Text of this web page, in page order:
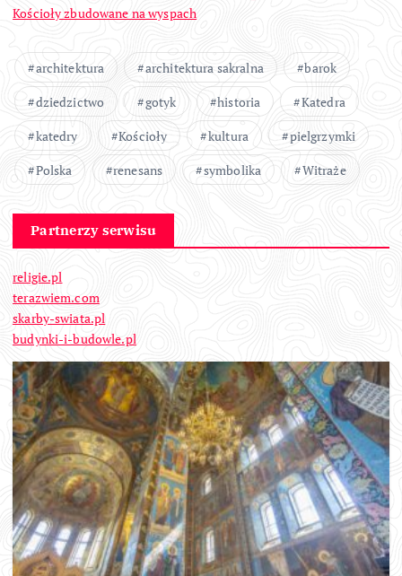
Kościoły zbudowane na wyspach
architektura architektura sakralna
barok
dziedzictwo
gotyk historia
Katedra
katedry
Kościoły kultura
pielgrzymki
Polska
renesans symbolika Witraże
Partnerzy serwisu
religie.pl
terazwiem.com
skarby-swiata.pl
budynki-i-budowle.pl